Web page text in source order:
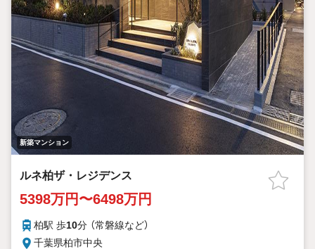
新築マンション
ルネ柏ザ・レジデンス
5398万円〜6498万円
柏駅 歩10分 （常磐線など）
千葉県柏市中央